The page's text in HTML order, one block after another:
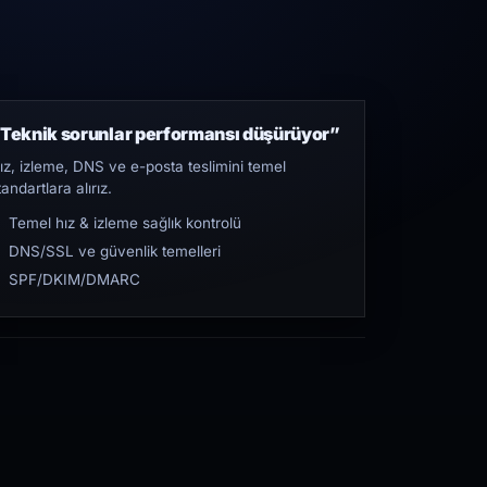
sorunlar performansı düşürüyor”
izleme, DNS ve e-posta teslimini temel
alırız.
Temel hız & izleme sağlık kontrolü
DNS/SSL ve güvenlik temelleri
SPF/DKIM/DMARC